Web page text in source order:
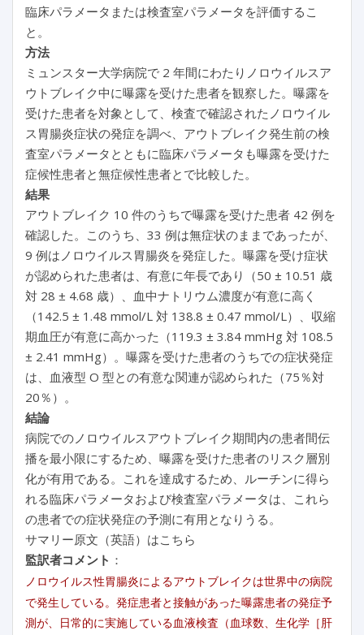
臨床パラメータまたは検査室パラメータを評価するこ
と。
方法
ミュンスター大学病院で 2 年間にわたりノロウイルスア
ウトブレイク中に曝露を受けた患者を観察した。曝露を
受けた患者を対象として、検査で確認されたノロウイル
ス胃腸炎症状の発症を調べ、アウトブレイク発生前の検
査室パラメータとともに臨床パラメータも曝露を受けた
症候性患者と無症候性患者とで比較した。
結果
アウトブレイク 10 件のうちで曝露を受けた患者 42 例を
確認した。このうち、33 例は無症状のままであったが、
9 例はノロウイルス胃腸炎を発症した。曝露を受け症状
が認められた患者は、有意に年長であり（50 ± 10.51 歳
対 28 ± 4.68 歳）、血中ナトリウム濃度が有意に高く
（142.5 ± 1.48 mmol/L 対 138.8 ± 0.47 mmol/L）、収縮
期血圧が有意に高かった（119.3 ± 3.84 mmHg 対 108.5
± 2.41 mmHg）。曝露を受けた患者のうちでの症状発症
は、血液型 O 型との有意な関連が認められた（75％対
20％）。
結論
病院でのノロウイルスアウトブレイク期間内の患者間伝
播を最小限にするため、曝露を受けた患者のリスク層別
化が有用である。これを達成するため、ルーチンに得ら
れる臨床パラメータおよび検査室パラメータは、これら
の患者での症状発症の予測に有用となりうる。
サマリー原文（英語）はこちら
監訳者コメント ：
ノロウイルス性胃腸炎によるアウトブレイクは世界中の病院
で発生している。発症患者と接触があった曝露患者の発症予
測が、日常的に実施している血液検査（血球数、生化学［肝